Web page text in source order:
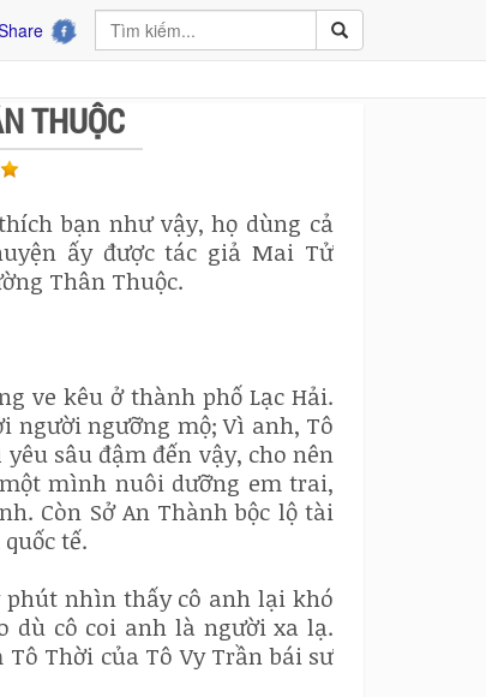
THUỘC
bạn như vậy, họ dùng cả
ấy được tác giả Mai Tử
Thân Thuộc.
ve kêu ở thành phố Lạc Hải.
người ngưỡng mộ; Vì anh, Tô
sâu đậm đến vậy, cho nên
mình nuôi dưỡng em trai,
Còn Sở An Thành bộc lộ tài
tế.
phút nhìn thấy cô anh lại khó
dù cô coi anh là người xa lạ.
Thời của Tô Vy Trần bái sư